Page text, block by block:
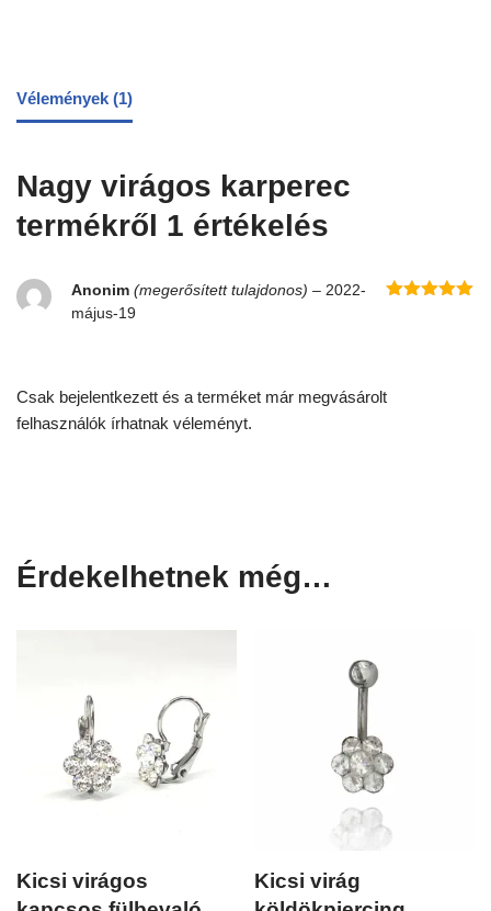
Vélemények (1)
Nagy virágos karperec
termékről 1 értékelés
Anonim (megerősített tulajdonos) – 2022-
május-19
Csak bejelentkezett és a terméket már megvásárolt
felhasználók írhatnak véleményt.
Érdekelhetnek még…
Kicsi virágos
Kicsi virág